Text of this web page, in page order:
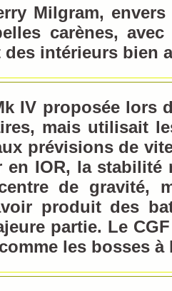
Milgram,
carènes,
intérieurs bien
IV proposée lors
mais utilisait
prévisions de
en IOR, la
de gravité,
produit des
partie. Le
les bosses